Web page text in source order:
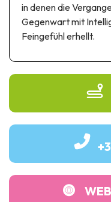
Industrie- & Technikerbe
Regionalprodukte
in denen die
Gegenwart mit
Feingefühl erhellt.